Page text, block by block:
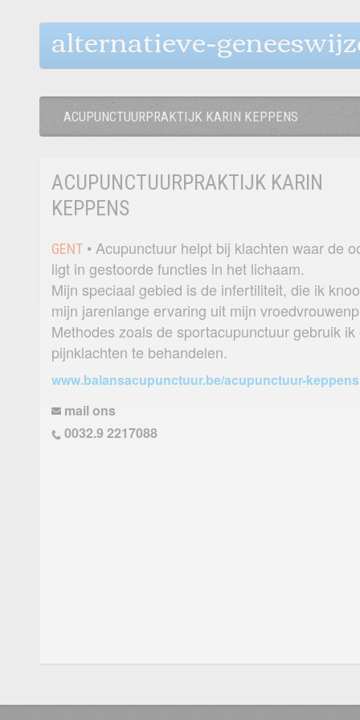
alternatieve-
ACUPUNCTUURPRAKTIJK KARIN KEPPENS
ACUPUNCTUURPRAKTIJK KARIN
KEPPENS
GENT • Acupunctuur helpt bij klachten waar de
ligt in gestoorde functies in het lichaam.
Mijn speciaal gebied is de infertiliteit, die ik
mijn jarenlange ervaring uit mijn
Methodes zoals de sportacupunctuur gebruik ik
pijnklachten te behandelen.
www.balansacupunctuur.be/acupunctuur-keppens
mail ons
0032.9 2217088